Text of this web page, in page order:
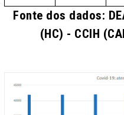
Fonte dos dados:
(HC) - CCIH